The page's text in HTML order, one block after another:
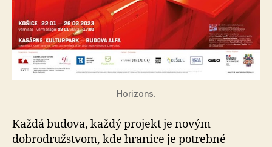
Horizons.
Každá budova, každý projekt je novým
dobrodružstvom, kde hranice je potrebné